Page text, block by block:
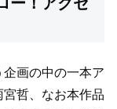
画の中の一本ア
哲、 なお本作品